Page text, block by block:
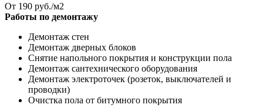
От 190 руб./м2
Работы по демонтажу
Демонтаж стен
Демонтаж дверных блоков
Снятие напольного покрытия и конструкции пола
Демонтаж сантехнического оборудования
Демонтаж электроточек (розеток, выключателей и
проводки)
Очистка пола от битумного покрытия